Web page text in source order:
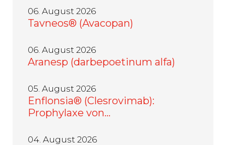
06. August 2026
Tavneos® (Avacopan)
06. August 2026
Aranesp (darbepoetinum alfa)
05. August 2026
Enflonsia® (Clesrovimab):
Prophylaxe von…
04. August 2026